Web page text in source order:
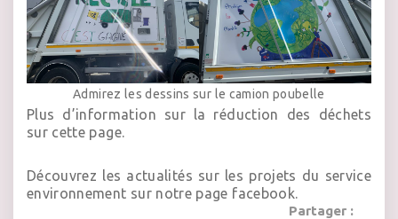
Admirez les dessins sur le camion poubelle
Plus d’information sur la réduction des déchets
sur cette page.
Découvrez les actualités sur les projets du service
environnement sur notre page facebook.
Partager :